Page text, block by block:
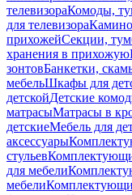
телевизораКомоды,
для телевизора
прихожейСекции,
хранения в прихожую
зонтовБанкетки,
мебельШкафы для
детскойДетские
матрасыМатрасы в
детскиеМебель для
аксессуары
стульев
для мебели
мебели